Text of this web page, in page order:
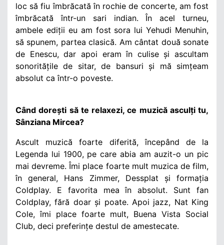
loc să fiu îmbrăcată în rochie de concerte, am fost
îmbrăcată într-un sari indian. În acel turneu,
ambele ediții eu am fost sora lui Yehudi Menuhin,
să spunem, partea clasică. Am cântat două sonate
de Enescu, dar apoi eram în culise și ascultam
sonoritățile de sitar, de bansuri și mă simțeam
absolut ca într-o poveste.
Când dorești să te relaxezi, ce muzică asculți tu,
Sânziana Mircea?
Ascult muzică foarte diferită, începând de la
Legenda lui 1900, pe care abia am auzit-o un pic
mai devreme. Îmi place foarte mult muzica de film,
în general, Hans Zimmer, Dessplat și formația
Coldplay. E favorita mea în absolut. Sunt fan
Coldplay, fără doar și poate. Apoi jazz, Nat King
Cole, îmi place foarte mult, Buena Vista Social
Club, deci preferințe destul de amestecate.